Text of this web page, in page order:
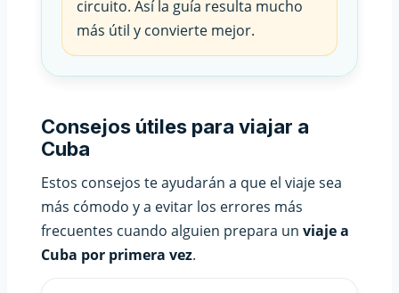
circuito. Así la guía resulta mucho
más útil y convierte mejor.
Consejos útiles para viajar a
Cuba
Estos consejos te ayudarán a que el viaje sea
más cómodo y a evitar los errores más
frecuentes cuando alguien prepara un viaje a
Cuba por primera vez.